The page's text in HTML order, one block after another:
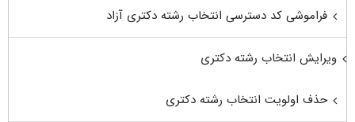
فراموشی کد دسترسی انتخاب رشته دکتری آزاد
ویرایش انتخاب رشته دکتری
حذف اولویت انتخاب رشته دکتری